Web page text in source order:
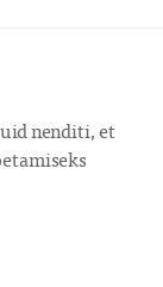
nenditi, et